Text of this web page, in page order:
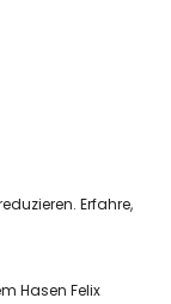
Erfahre,
Hasen Felix